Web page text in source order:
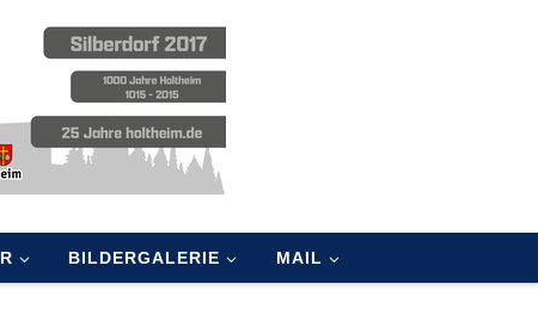
BILDERGALERIE MAIL